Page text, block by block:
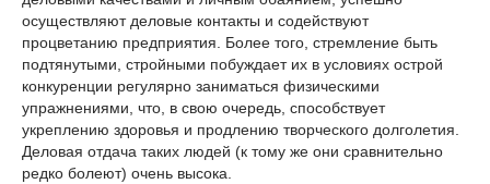
осуществляют деловые контакты и содействуют
процветанию предприятия. Более того, стремление быть
подтянутыми, стройными побуждает их в условиях острой
конкуренции регулярно заниматься физическими
упражнениями, что, в свою очередь, способствует
укреплению здоровья и продлению творческого долголетия.
Деловая отдача таких людей (к тому же они сравнительно
редко болеют) очень высока.